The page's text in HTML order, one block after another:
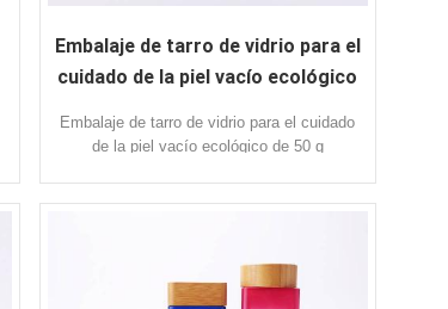
Embalaje de tarro de vidrio para el
cuidado de la piel vacío ecológico
Embalaje de tarro de vidrio para el cuidado
de la piel vacío ecológico de 50 g
Forma especial
Ofrecer muestras
Solicitud;